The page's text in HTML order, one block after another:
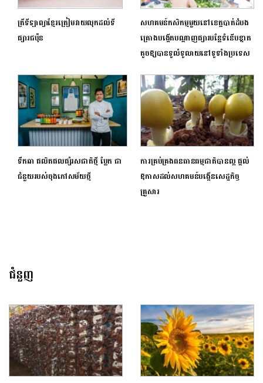
ត្រីទីឡាព្យាខ្មែរត្រៀមវាយលុកដល់ទី
ផ្សារជប៉ុន
សហគមន៍កសិកម្មមួយនៅខេត្តបាត់ដំបង
គ្រោងបង្កើតបណ្តាញផ្សារបន្លែទំនើបខ្នាត
តូចឱ្យបានទូលំទូលាយនៅទូទាំងប្រទេស
ទឹកឆា ផលិតផលផ្សំរសជាតិថ្មី ប្លែក ជា
ជំនួយរបស់ចុងភៅសម័យថ្មី
ការគ្រប់គ្រងធនធានធម្មជាតិបានល្អ ផ្តល់
ឱកាសដល់សហគមន៍បង្កើនសេដ្ឋកិច្ច
គ្រួសារ
ជំនួញ